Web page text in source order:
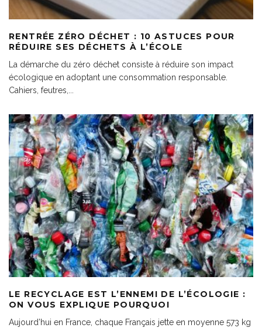
RENTRÉE ZÉRO DÉCHET : 10 ASTUCES POUR
RÉDUIRE SES DÉCHETS À L’ÉCOLE
La démarche du zéro déchet consiste à réduire son impact
écologique en adoptant une consommation responsable.
Cahiers, feutres,
LE RECYCLAGE EST L’ENNEMI DE L’ÉCOLOGIE :
ON VOUS EXPLIQUE POURQUOI
Aujourd’hui en France, chaque Français jette en moyenne 573 kg